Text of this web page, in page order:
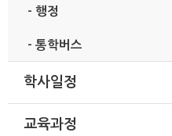
- 행정
- 통학버스
학사일정
교육과정